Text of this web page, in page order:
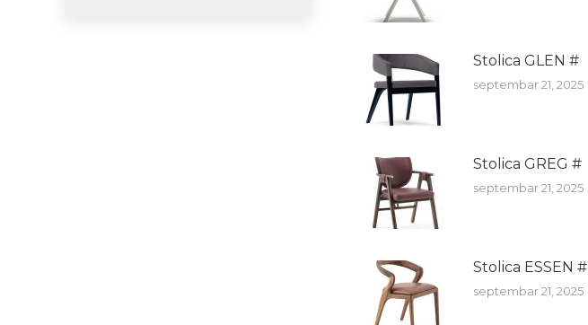
Stolica GLEN #
septembar 21, 2025
Stolica GREG #
septembar 21, 2025
Stolica ESSEN #
septembar 21, 2025